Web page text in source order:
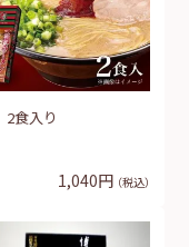
食入り
1,040円 （税込）